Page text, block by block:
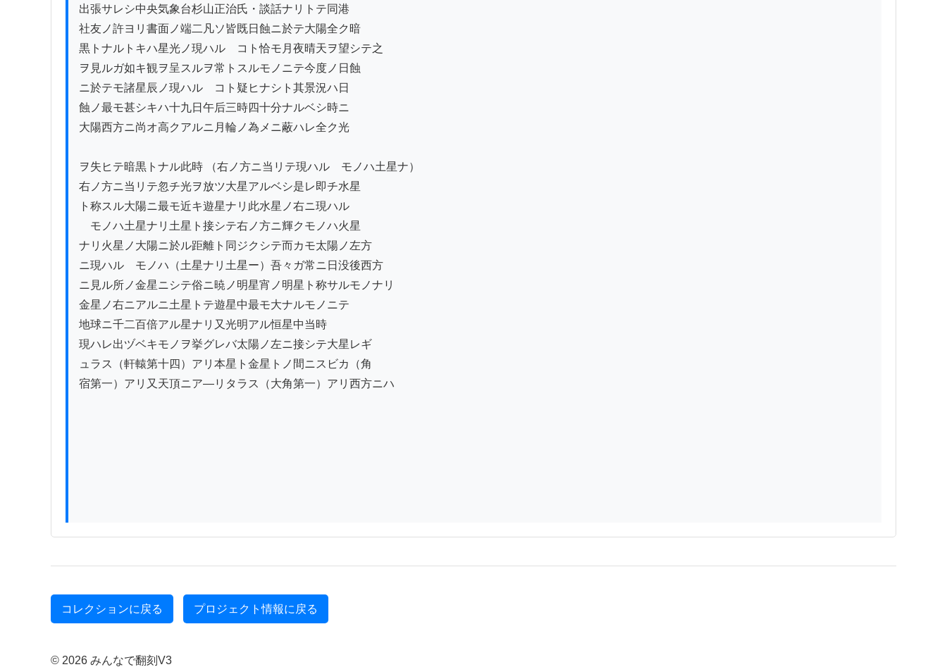
出張サレシ中央気象台杉山正治氏・談話ナリトテ同港
社友ノ許ヨリ書面ノ端二凡ソ皆既日蝕ニ於テ大陽全ク暗
黒トナルトキハ星光ノ現ハルゝコト恰モ月夜晴天ヲ望シテ之
ヲ見ルガ如キ観ヲ呈スルヲ常トスルモノニテ今度ノ日蝕
ニ於テモ諸星辰ノ現ハルゝコト疑ヒナシト其景況ハ日
蝕ノ最モ甚シキハ十九日午后三時四十分ナルベシ時ニ
大陽西方ニ尚オ高クアルニ月輪ノ為メニ蔽ハレ全ク光
ヲ失ヒテ暗黒トナル此時 （右ノ方ニ当リテ現ハルゝモノハ土星ナ）
右ノ方ニ当リテ忽チ光ヲ放ツ大星アルベシ是レ即チ水星
ト称スル大陽ニ最モ近キ遊星ナリ此水星ノ右ニ現ハル
ゝモノハ土星ナリ土星ト接シテ右ノ方ニ輝クモノハ火星
ナリ火星ノ大陽ニ於ル距離ト同ジクシテ而カモ太陽ノ左方
ニ現ハルゝモノハ（土星ナリ土星ー）吾々ガ常ニ日没後西方
ニ見ル所ノ金星ニシテ俗ニ暁ノ明星宵ノ明星ト称サルモノナリ
金星ノ右ニアルニ土星トテ遊星中最モ大ナルモノニテ
地球ニ千二百倍アル星ナリ又光明アル恒星中当時
現ハレ出ヅベキモノヲ挙グレバ太陽ノ左ニ接シテ大星レギ
ュラス（軒轅第十四）アリ本星ト金星トノ間ニスビカ（角
宿第一）アリ又天頂ニア―リタラス（大角第一）アリ西方ニハ
コレクションに戻る プロジェクト情報に戻る
© 2026 みんなで翻刻V3